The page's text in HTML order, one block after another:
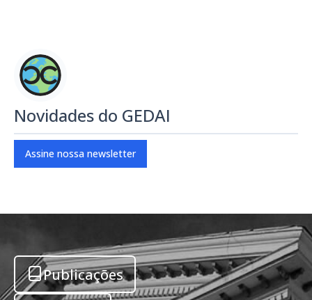
Novidades do GEDAI
Assine nossa newsletter
Publicações